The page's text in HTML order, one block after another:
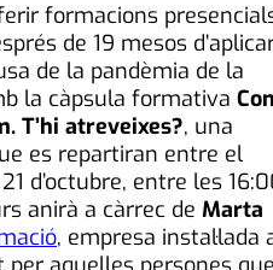
formacions
de 19 mesos
de la pandèmia de la
la càpsula formativa
T’hi atreveixes?, una
es repartiran entre el
d’octubre, entre les
anirà a càrrec de Marta
, empresa instal·lada